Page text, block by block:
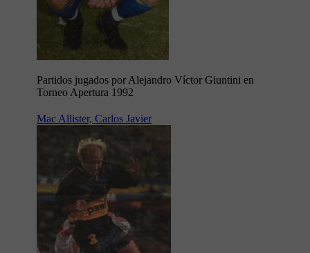
Partidos jugados por Alejandro Víctor Giuntini en
Torneo Apertura 1992
Mac Allister, Carlos Javier